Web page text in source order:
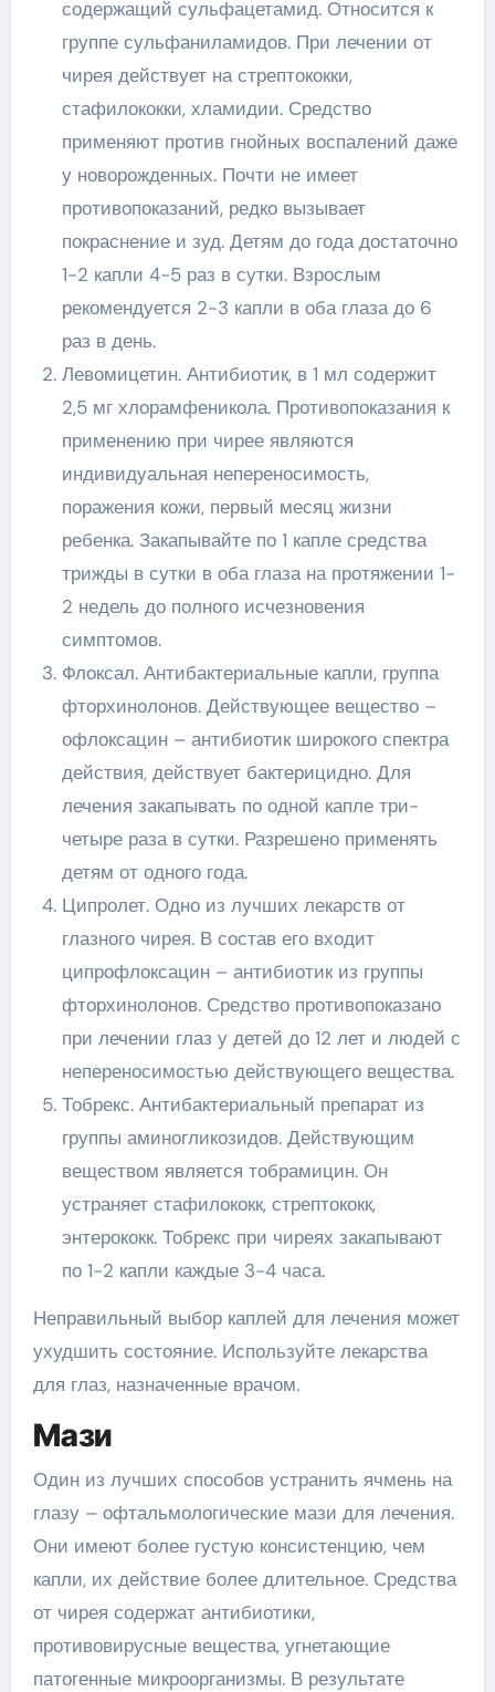
содержащий сульфацетамид. Относится к
группе сульфаниламидов. При лечении от
чирея действует на стрептококки,
стафилококки, хламидии. Средство
применяют против гнойных воспалений даже
у новорожденных. Почти не имеет
противопоказаний, редко вызывает
покраснение и зуд. Детям до года достаточно
1-2 капли 4-5 раз в сутки. Взрослым
рекомендуется 2-3 капли в оба глаза до 6
раз в день.
Левомицетин. Антибиотик, в 1 мл содержит
2,5 мг хлорамфеникола. Противопоказания к
применению при чирее являются
индивидуальная непереносимость,
поражения кожи, первый месяц жизни
ребенка. Закапывайте по 1 капле средства
трижды в сутки в оба глаза на протяжении 1-
2 недель до полного исчезновения
симптомов.
Флоксал. Антибактериальные капли, группа
фторхинолонов. Действующее вещество –
офлоксацин – антибиотик широкого спектра
действия, действует бактерицидно. Для
лечения закапывать по одной капле три-
четыре раза в сутки. Разрешено применять
детям от одного года.
Ципролет. Одно из лучших лекарств от
глазного чирея. В состав его входит
ципрофлоксацин – антибиотик из группы
фторхинолонов. Средство противопоказано
при лечении глаз у детей до 12 лет и людей с
непереносимостью действующего вещества.
Тобрекс. Антибактериальный препарат из
группы аминогликозидов. Действующим
веществом является тобрамицин. Он
устраняет стафилококк, стрептококк,
энтерококк. Тобрекс при чиреях закапывают
по 1-2 капли каждые 3-4 часа.
Неправильный выбор каплей для лечения может
ухудшить состояние. Используйте лекарства
для глаз, назначенные врачом.
Мази
Один из лучших способов устранить ячмень на
глазу – офтальмологические мази для лечения.
Они имеют более густую консистенцию, чем
капли, их действие более длительное. Средства
от чирея содержат антибиотики,
противовирусные вещества, угнетающие
патогенные микроорганизмы. В результате